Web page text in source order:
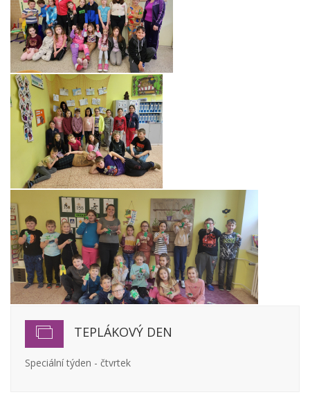
TEPLÁKOVÝ DEN
Speciální týden - čtvrtek